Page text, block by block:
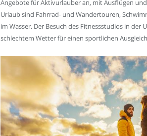
Angebote für Aktivurlauber an, mit Ausflügen
Urlaub sind Fahrrad- und Wandertouren,
im Wasser. Der Besuch des Fitnessstudios in
schlechtem Wetter für einen sportlichen